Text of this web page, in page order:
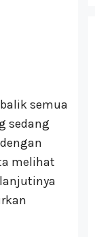
semua
sedang
melihat